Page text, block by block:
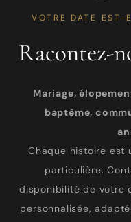
VOTRE DATE EST-
Racontez-
Mariage,
baptême,
Chaque histoire est
particulière.
disponibilité de votre
personnalisée,